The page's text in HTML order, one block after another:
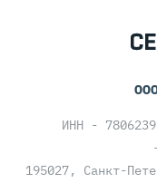
ИНН -
195027, Санкт-